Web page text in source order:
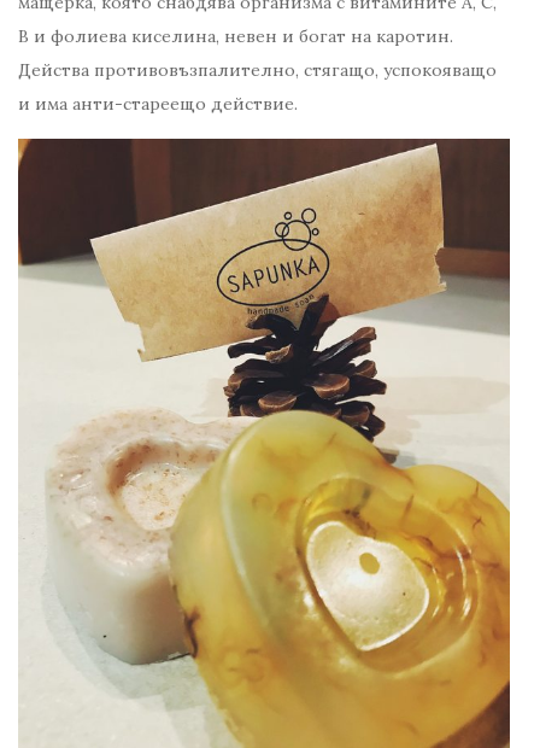
В и фолиева киселина, невен и богат на каротин.
Действа противовъзпалително, стягащо, успокояващо
и има анти-стареещо действие.